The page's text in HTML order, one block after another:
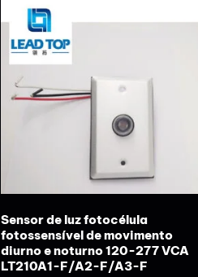
Sensor de luz fotocélula
fotossensível de movimento
diurno e noturno 120-277 VCA
LT210A1-F/A2-F/A3-F